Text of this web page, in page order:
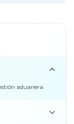
aduanera.